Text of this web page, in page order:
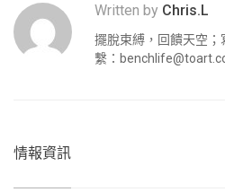
Written by Chris.L
擺脫束縛，回饋天空
繫：
情報資訊